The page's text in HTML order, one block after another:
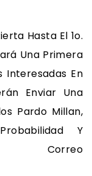
Hasta El 1o.
Una Primera
Interesadas En
Enviar Una
Pardo Millan,
Y